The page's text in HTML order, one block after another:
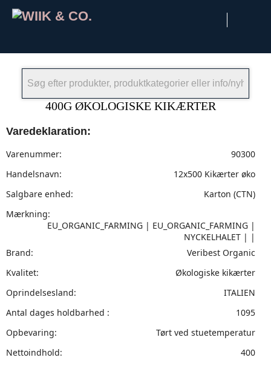
400G ØKOLOGISKE KIKÆRTER
Varedeklaration:
Varenummer:
90300
Handelsnavn:
12x500 Kikærter øko
Salgbare enhed:
Karton (CTN)
Mærkning:
EU_ORGANIC_FARMING | EU_ORGANIC_FARMING |
NYCKELHALET | |
Brand:
Veribest Organic
Kvalitet:
Økologiske kikærter
Oprindelsesland:
ITALIEN
Antal dages holdbarhed :
1095
Opbevaring:
Tørt ved stuetemperatur
Nettoindhold:
400